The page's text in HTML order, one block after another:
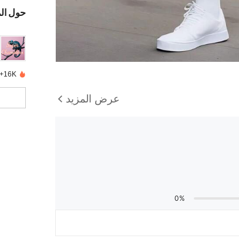
عرض المزيد
0%
حول
16K+ تم بيعها مؤخرًا